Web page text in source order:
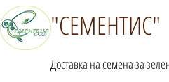
"СЕМЕНТИС"
Доставка на семена за